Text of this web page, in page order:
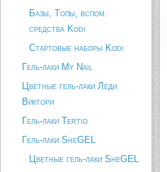
Базы, Топы, вспом.
средства Kodi
Стартовые наборы Kodi
Гель-лаки My Nail
Цветные гель-лаки Леди
Виктори
Гель-лаки Tertio
Гель-лаки SheGEL
Цветные гель-лаки SheGEL